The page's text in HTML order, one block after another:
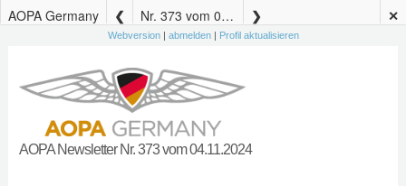
AOPA Germany Nr. 373 vom 04.11.2024 ✕